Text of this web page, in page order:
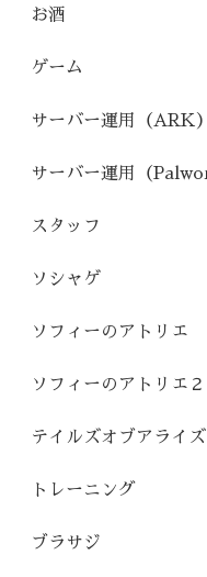
お酒
ゲーム
サーバー運用（ARK）
サーバー運用（
スタッフ
ソシャゲ
ソフィーのアトリエ
ソフィーのアトリエ２
テイルズオブアライズ
トレーニング
ブラサジ